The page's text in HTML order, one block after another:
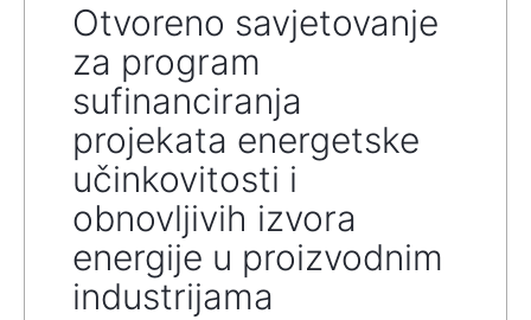
Otvoreno savjetovanje
za program
sufinanciranja
projekata energetske
učinkovitosti i
obnovljivih izvora
energije u proizvodnim
industrijama